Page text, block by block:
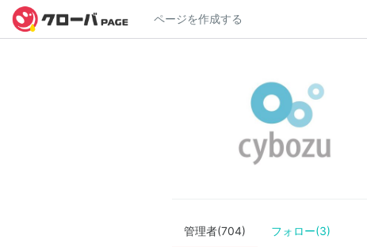
ページを作成する
管理者(704) フォロー(3)